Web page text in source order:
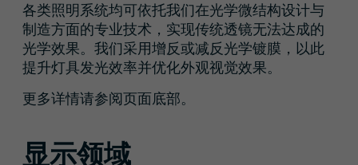
各类照明系统均可依托我们在光学微结构设计与
制造方面的专业技术，实现传统透镜无法达成的
光学效果。我们采用增反或减反光学镀膜，以此
提升灯具发光效率并优化外观视觉效果。
更多详情请参阅页面底部。
显示领域